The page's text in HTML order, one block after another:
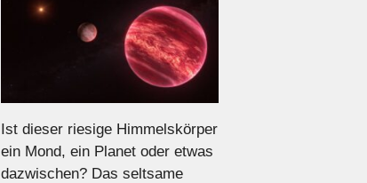
Ist dieser riesige Himmelskörper
ein Mond, ein Planet oder etwas
dazwischen? Das seltsame